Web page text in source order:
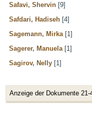
Safavi, Shervin [9]
Safdari, Hadiseh [4]
Sagemann, Mirka [1]
Sagerer, Manuela [1]
Sagirov, Nelly [1]
Anzeige der Dokumente 21-